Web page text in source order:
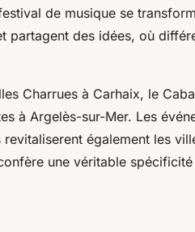
de musique se
partagent des idées, où
Charrues à Carhaix, le
à Argelès-sur-Mer. Les
également les
une véritable spécificité